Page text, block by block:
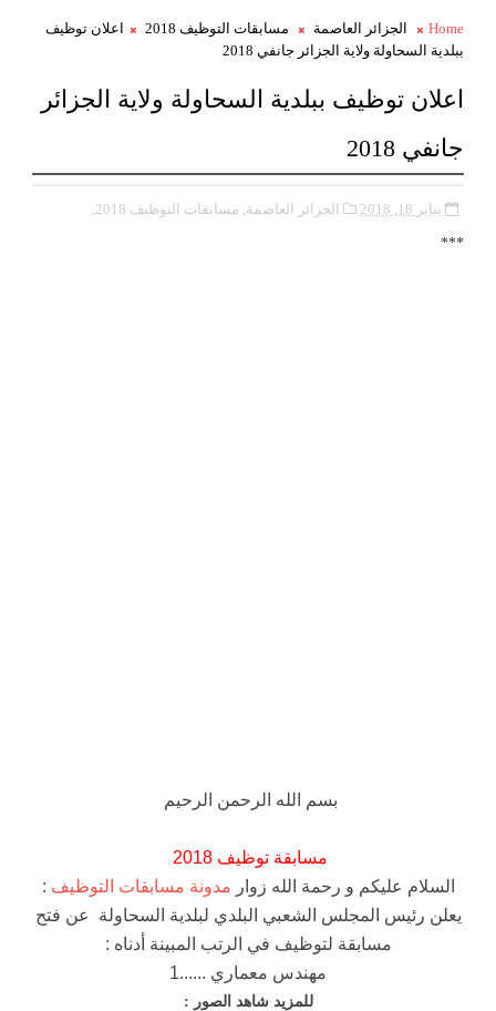
Home الجزائر العاصمة مسابقات التوظيف 2018
اعلان توظيف
ببلدية السحاولة ولاية الجزائر جانفي 2018
اعلان توظيف ببلدية السحاولة ولاية الجزائر
جانفي 2018
يناير 18, 2018 الجزائر العاصمة, مسابقات التوظيف 2018,
***
بسم الله الرحمن الرحيم
مسابقة توظيف 2018
السلام عليكم و رحمة الله زوار مدونة مسابقات التوظيف :
يعلن رئيس المجلس الشعبي البلدي لبلدية السحاولة عن فتح
مسابقة لتوظيف في الرتب المبينة أدناه :
مهندس معماري ......1
للمزيد شاهد الصور :